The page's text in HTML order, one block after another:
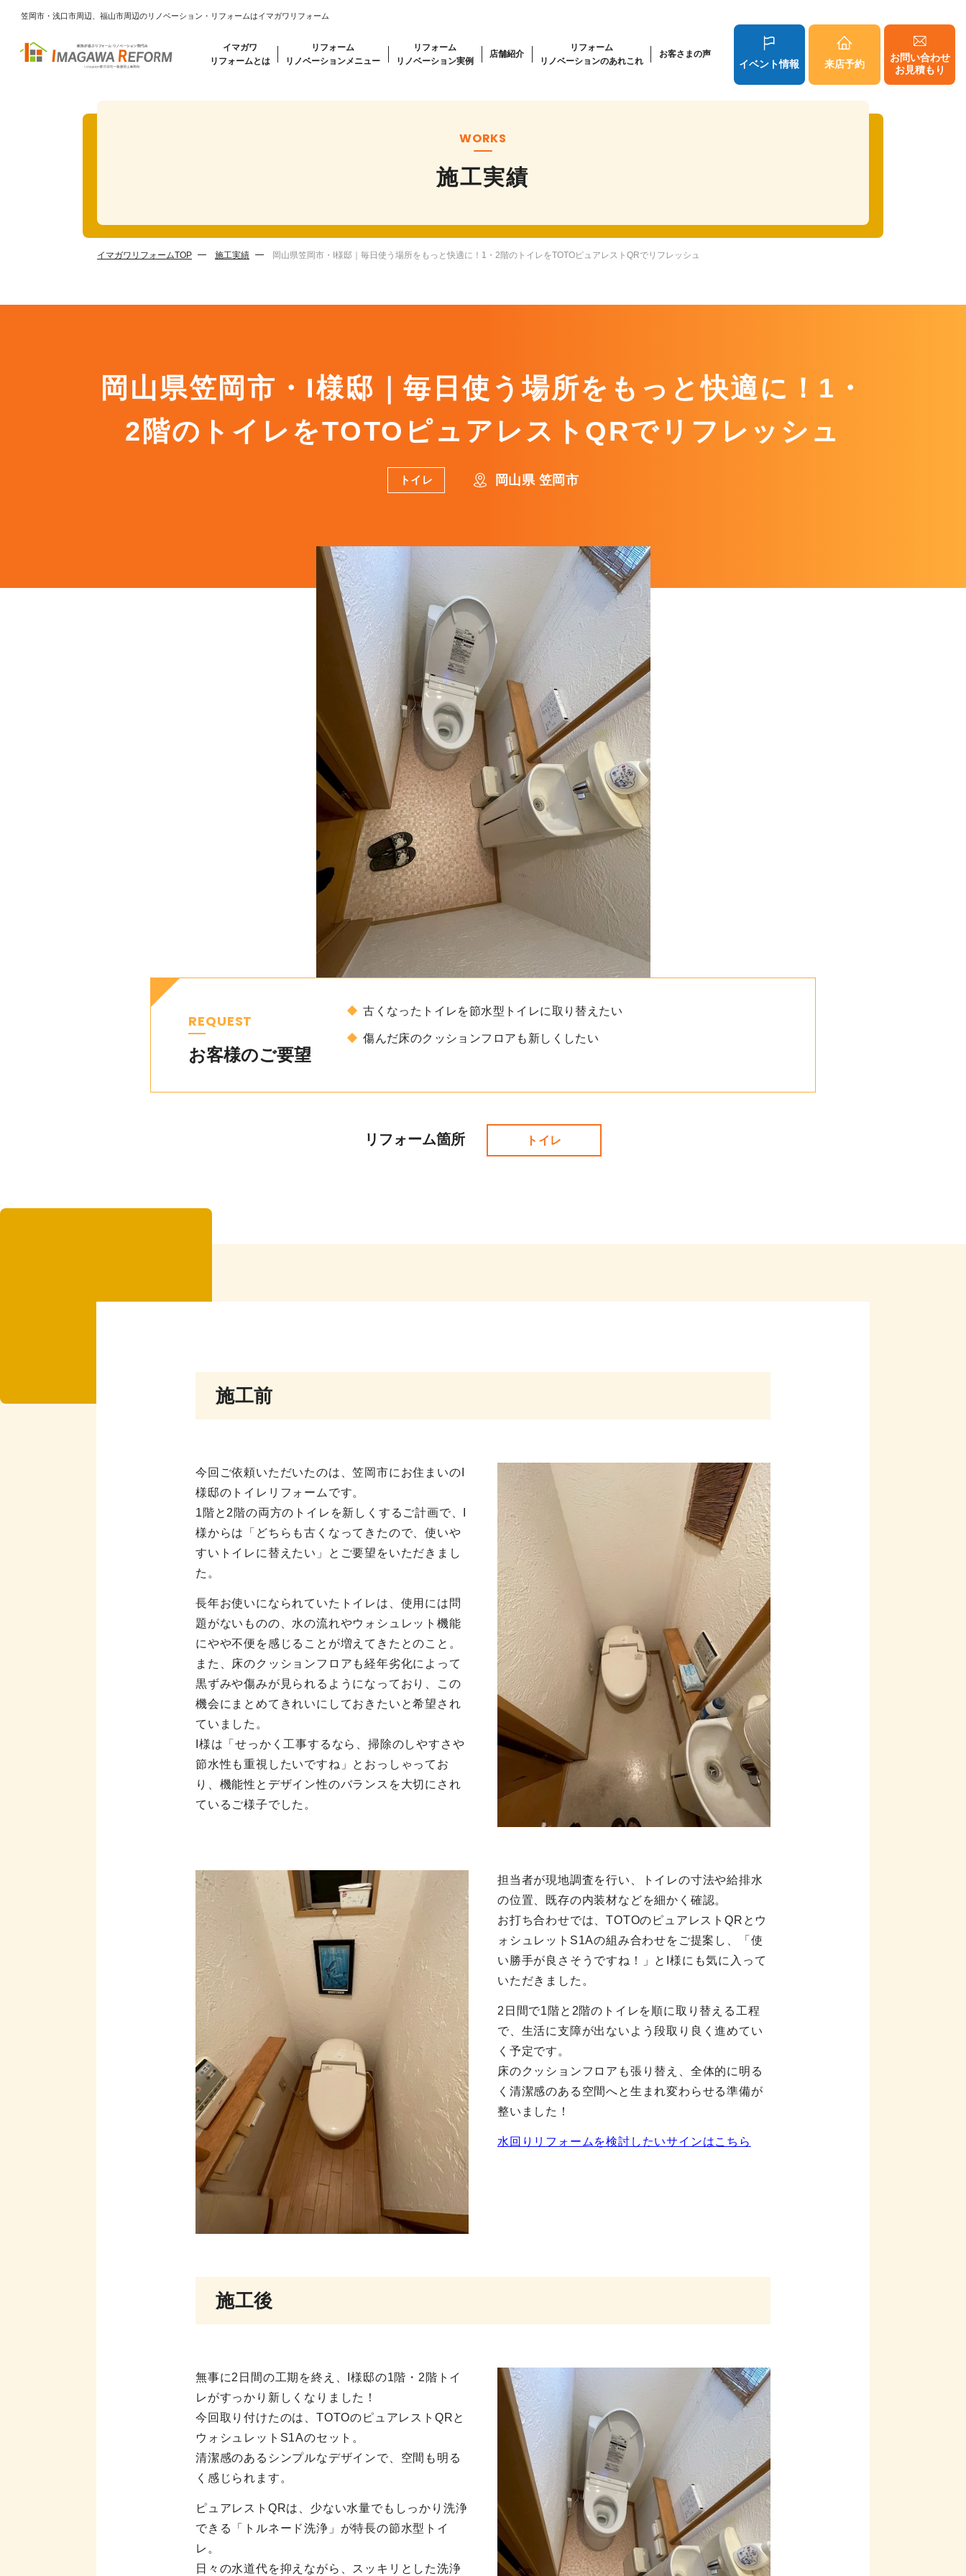
笠岡市・浅口市周辺、福山市周辺のリノベーション・リフォームはイマガワリフォーム
イマガワ
リフォームとは
リフォーム
リノベーションメニュー
リフォーム
リノベーション実例
店舗紹介
リフォーム
リノベーションのあれこれ
お客さまの声
イベント情報 来店予約
お問い合わせ
お見積もり
WORKS
施工実績
イマガワリフォームTOP 施工実績 岡山県笠岡市・I様邸｜毎日使う場所をもっと快適に！1・2階のトイレをTOTOピュアレストQRでリフレッシュ
岡山県笠岡市・I様邸｜毎日使う場所をもっと快適に！1・
2階のトイレをTOTOピュアレストQRでリフレッシュ
トイレ 岡山県 笠岡市
REQUEST
お客様のご要望
古くなったトイレを節水型トイレに取り替えたい
傷んだ床のクッションフロアも新しくしたい
リフォーム箇所 トイレ
施工前
今回ご依頼いただいたのは、笠岡市にお住まいのI
様邸のトイレリフォームです。
1階と2階の両方のトイレを新しくするご計画で、I
様からは「どちらも古くなってきたので、使いや
すいトイレに替えたい」とご要望をいただきまし
た。
長年お使いになられていたトイレは、使用には問
題がないものの、水の流れやウォシュレット機能
にやや不便を感じることが増えてきたとのこと。
また、床のクッションフロアも経年劣化によって
黒ずみや傷みが見られるようになっており、この
機会にまとめてきれいにしておきたいと希望され
ていました。
I様は「せっかく工事するなら、掃除のしやすさや
節水性も重視したいですね」とおっしゃってお
り、機能性とデザイン性のバランスを大切にされ
ているご様子でした。
担当者が現地調査を行い、トイレの寸法や給排水
の位置、既存の内装材などを細かく確認。
お打ち合わせでは、TOTOのピュアレストQRとウ
ォシュレットS1Aの組み合わせをご提案し、「使
い勝手が良さそうですね！」とI様にも気に入って
いただきました。
2日間で1階と2階のトイレを順に取り替える工程
で、生活に支障が出ないよう段取り良く進めてい
く予定です。
床のクッションフロアも張り替え、全体的に明る
く清潔感のある空間へと生まれ変わらせる準備が
整いました！
水回りリフォームを検討したいサインはこちら
施工後
無事に2日間の工期を終え、I様邸の1階・2階トイ
レがすっかり新しくなりました！
今回取り付けたのは、TOTOのピュアレストQRと
ウォシュレットS1Aのセット。
清潔感のあるシンプルなデザインで、空間も明る
く感じられます。
ピュアレストQRは、少ない水量でもしっかり洗浄
できる「トルネード洗浄」が特長の節水型トイ
レ。
日々の水道代を抑えながら、スッキリとした洗浄